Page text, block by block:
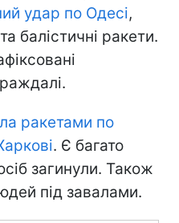
удар по Одесі,
балістичні ракети.
ракетами по
. Є багато
загинули. Також
під завалами.